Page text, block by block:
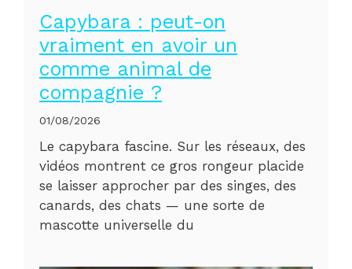
Capybara : peut-on
vraiment en avoir un
comme animal de
compagnie ?
01/08/2026
Le capybara fascine. Sur les réseaux, des
vidéos montrent ce gros rongeur placide
se laisser approcher par des singes, des
canards, des chats — une sorte de
mascotte universelle du